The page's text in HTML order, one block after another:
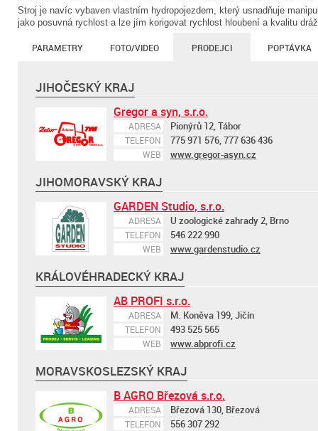
Stroj je navíc vybaven vlastním hydropojezdem, který usnadňuje
jako posuvná rychlost a lze jím korigovat rychlost hloubení a kvalitu
PARAMETRY FOTO/VIDEO PRODEJCI POPTÁVKA
JIHOČESKÝ KRAJ
Gregor a syn, s.r.o.
ADRESA Pionýrů 12, Tábor
TELEFON 775 971 576, 777 636 436
WEB www.gregor-asyn.cz
JIHOMORAVSKÝ KRAJ
GARDEN Studio, s.r.o.
ADRESA U zoologické zahrady 2, Brno
TELEFON 546 222 990
WEB www.gardenstudio.cz
KRÁLOVÉHRADECKÝ KRAJ
AB PROFI s.r.o.
ADRESA M. Koněva 199, Jičín
TELEFON 493 525 565
WEB www.abprofi.cz
MORAVSKOSLEZSKÝ KRAJ
B AGRO Březová s.r.o.
ADRESA Březová 130, Březová
TELEFON 556 307 292